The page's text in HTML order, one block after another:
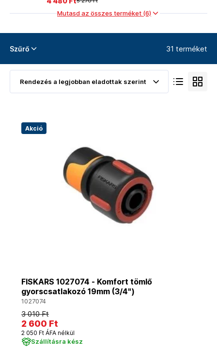
Mutasd az összes terméket (6)
Szűrő 31 terméket
Akció
FISKARS 1027074 - Komfort tömlő
gyorscsatlakozó 19mm (3/4")
1027074
3 010 Ft
2 600 Ft
2 050 Ft ÁFA nélkül
Szállításra kész